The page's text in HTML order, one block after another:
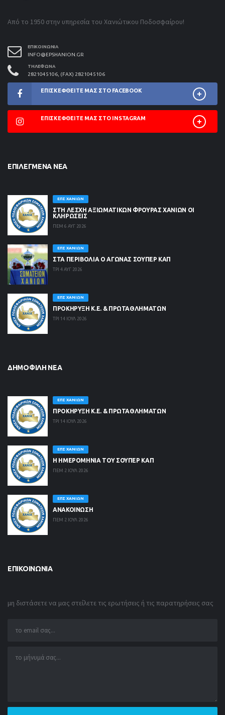
Από το 1950 στην υπηρεσία του Χανιώτικου Ποδοσφαίρου!
ΕΠΙΚΟΙΝΩΝΊΑ
INFO@EPSHANION.GR
ΤΗΛΈΦΩΝΑ
2821045106, (FAX) 2821045106
ΕΠΙΣΚΕΦΘΕΊΤΕ ΜΑΣ ΣΤΟ FACEBOOK
ΕΠΙΣΚΕΦΘΕΊΤΕ ΜΑΣ ΣΤΟ INSTAGRAM
ΕΠΙΛΕΓΜΈΝΑ ΝΈΑ
ΕΠΣ ΧΑΝΊΩΝ
ΣΤΗ ΛΈΣΧΗ ΑΞΙΩΜΑΤΙΚΏΝ ΦΡΟΥΡΆΣ ΧΑΝΊΩΝ ΟΙ
ΚΛΗΡΏΣΕΙΣ
ΠΕΜ 6 ΑΥΓ 2026
ΕΠΣ ΧΑΝΊΩΝ
ΣΤΑ ΠΕΡΙΒΟΛΙΑ Ο ΑΓΩΝΑΣ ΣΟΥΠΕΡ ΚΑΠ
ΤΡΙ 4 ΑΥΓ 2026
ΕΠΣ ΧΑΝΊΩΝ
ΠΡΟΚΗΡΥΞΗ Κ.Ε. & ΠΡΩΤΑΘΛΗΜΑΤΩΝ
ΤΡΙ 14 ΙΟΥΛ 2026
ΔΗΜΟΦΙΛΉ ΝΈΑ
ΕΠΣ ΧΑΝΊΩΝ
ΠΡΟΚΗΡΥΞΗ Κ.Ε. & ΠΡΩΤΑΘΛΗΜΑΤΩΝ
ΤΡΙ 14 ΙΟΥΛ 2026
ΕΠΣ ΧΑΝΊΩΝ
Η ΗΜΕΡΟΜΗΝΙΑ ΤΟΥ ΣΟΥΠΕΡ ΚΑΠ
ΠΕΜ 2 ΙΟΥΛ 2026
ΕΠΣ ΧΑΝΊΩΝ
ΑΝΑΚΟΙΝΩΣΗ
ΠΕΜ 2 ΙΟΥΛ 2026
ΕΠΙΚΟΙΝΩΝΊΑ
μη διστάσετε να μας στείλετε τις ερωτήσεις ή τις παρατηρήσεις σας